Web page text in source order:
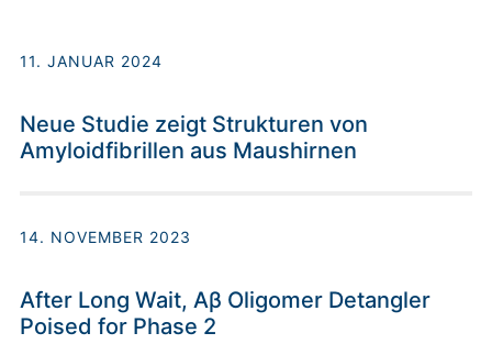
11. JANUAR 2024
Neue Studie zeigt Strukturen von
Amyloidfibrillen aus Maushirnen
14. NOVEMBER 2023
After Long Wait, Aβ Oligomer Detangler
Poised for Phase 2